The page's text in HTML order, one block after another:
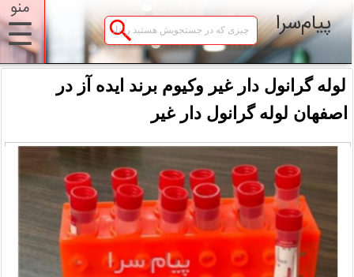
منو
☰ پیام‌سرا
لوله گرانول دار غیر وکیوم برند ایده آز در
اصفهان لوله گرانول دار غیر